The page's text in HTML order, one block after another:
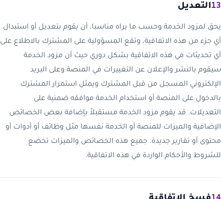
13التعديل
يحق لمزود الخدمة وحسب ما يراه مناسبا، أن يقوم بتعديل أو استبدال
أي جزء من هذه الاتفاقية، وتقع المسؤولية على المشترك بالاطلاع على
أي تحديثات في هذه الاتفاقية بشكل دوري حيث أن مزود الخدمة
سيقوم بالنشر والإعلان عن التغييرات في المنصة وعلى البريد
الإلكتروني المسجل من قبل المشترك ويمثل استمرار المشترك
بالدخول على المنصة أو استخدام الخدمة موافقه ضمنية على
التعديلات. قد يقوم مزود الخدمة مستقبلاً بإضافة بعض الخصائص
الإضافية والميزات للمنصة أو الخدمة نفسها مثل وظائف أو أدوات أو
محتوى أو تقارير جديدة. جميع هذه الخصائص والميزات تخضع
للشروط والأحكام الواردة في هذه الاتفاقية.